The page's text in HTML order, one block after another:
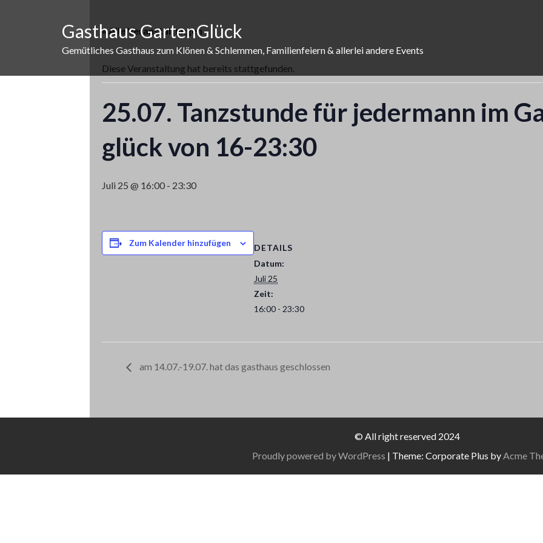
Gasthaus GartenGlück
Gemütliches Gasthaus zum Klönen & Schlemmen, Familienfeiern & allerlei andere Events
« Alle Veranstaltungen
Diese Veranstaltung hat bereits stattgefunden.
25.07. Tanzstunde für jedermann im
glück von 16-23:30
Juli 25 @ 16:00 - 23:30
Zum Kalender hinzufügen
DETAILS
Datum:
Juli 25
Zeit:
16:00 - 23:30
am 14.07.-19.07. hat das gasthaus geschlossen
© All right reserved 2024
Proudly powered by WordPress | Theme: Corporate Plus byAcme